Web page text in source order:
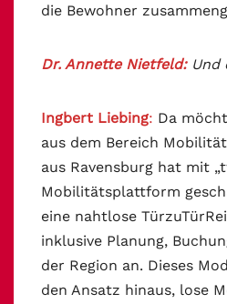
die Bewohner
Dr. Annette Nietfeld: Und
Ingbert Liebing: Da
aus dem Bereich
aus Ravensburg hat mit
Mobilitätsplattform
eine nahtlose
inklusive Planung,
der Region an. Dieses
den Ansatz hinaus, lose